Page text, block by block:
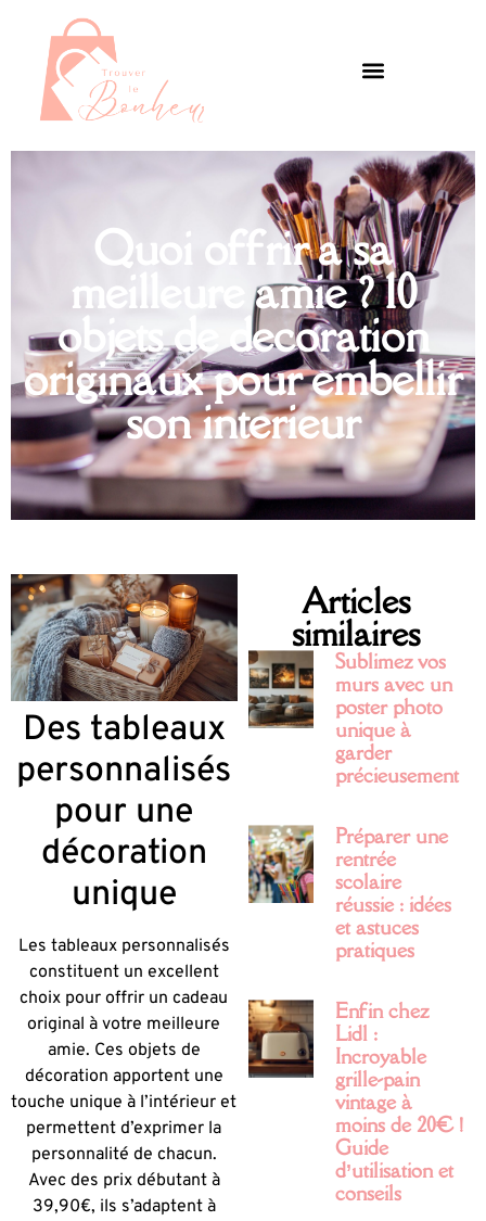
Quoi offrir a sa
meilleure amie ? 10
objets de decoration
originaux pour embellir
son interieur
Des tableaux
personnalisés
pour une
décoration
unique
Les tableaux personnalisés
constituent un excellent
choix pour offrir un cadeau
original à votre meilleure
amie. Ces objets de
décoration apportent une
touche unique à l’intérieur et
permettent d’exprimer la
personnalité de chacun.
Avec des prix débutant à
39,90€, ils s’adaptent à
Articles
similaires
Sublimez vos
murs avec un
poster photo
unique à
garder
précieusement
Préparer une
rentrée
scolaire
réussie : idées
et astuces
pratiques
Enfin chez
Lidl :
Incroyable
grille-pain
vintage à
moins de 20€ !
Guide
d’utilisation et
conseils